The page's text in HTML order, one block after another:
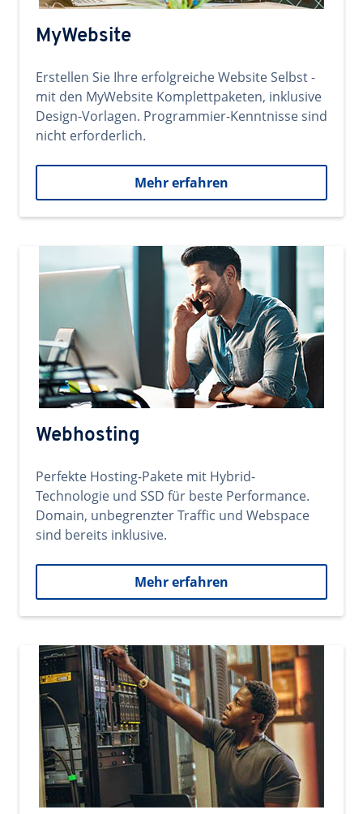
MyWebsite
Erstellen Sie Ihre erfolgreiche Website Selbst -
mit den MyWebsite Komplettpaketen, inklusive
Design-Vorlagen. Programmier-Kenntnisse sind
nicht erforderlich.
Mehr erfahren
Webhosting
Perfekte Hosting-Pakete mit Hybrid-
Technologie und SSD für beste Performance.
Domain, unbegrenzter Traffic und Webspace
sind bereits inklusive.
Mehr erfahren